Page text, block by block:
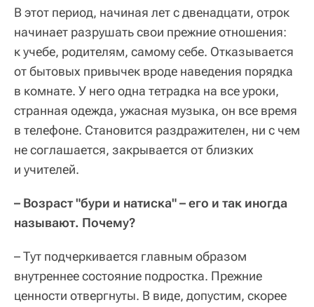
В этот период, начиная лет с двенадцати, отрок
начинает разрушать свои прежние отношения:
к учебе, родителям, самому себе. Отказывается
от бытовых привычек вроде наведения порядка
в комнате. У него одна тетрадка на все уроки,
странная одежда, ужасная музыка, он все время
в телефоне. Становится раздражителен, ни с чем
не соглашается, закрывается от близких
и учителей.
– Возраст "бури и натиска" – его и так иногда
называют. Почему?
– Тут подчеркивается главным образом
внутреннее состояние подростка. Прежние
ценности отвергнуты. В виде, допустим, скорее